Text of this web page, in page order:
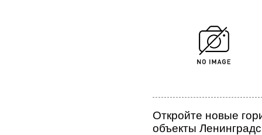
Откройте новые
объекты